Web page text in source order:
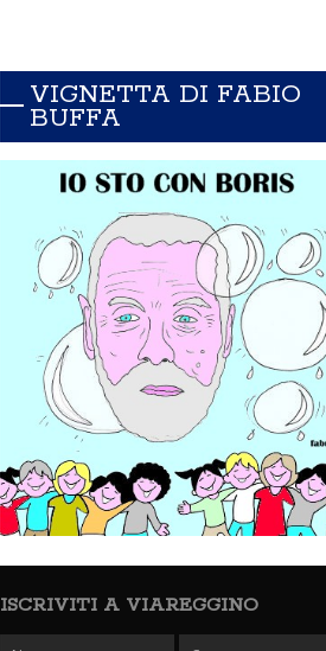
VIGNETTA DI FABIO
BUFFA
ISCRIVITI A VIAREGGINO